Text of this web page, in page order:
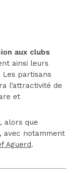
aux clubs
ainsi leurs
partisans
l’attractivité de
et
alors que
avec notamment
Aguerd.